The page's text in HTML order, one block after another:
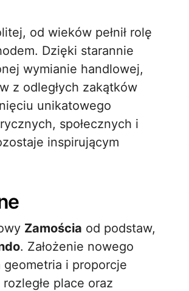
od wieków pełnił rolę
Dzięki starannie
wymianie handlowej,
z odległych zakątków
unikatowego
społecznych i
inspirującym
Zamościa od podstaw,
. Założenie nowego
geometria i proporcje
place oraz